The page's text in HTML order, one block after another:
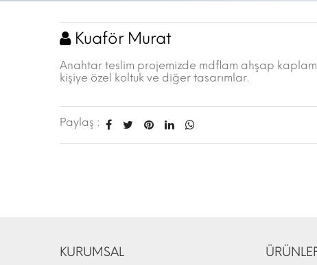
Kuaför Murat
Anahtar teslim projemizde mdflam ahşap
kişiye özel koltuk ve diğer tasarımlar.
Paylaş :
KURUMSAL